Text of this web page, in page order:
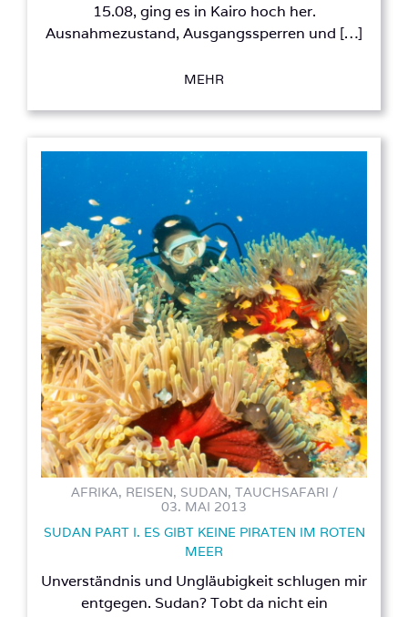
15.08, ging es in Kairo hoch her.
Ausnahmezustand, Ausgangssperren und […]
MEHR
AFRIKA, REISEN, SUDAN, TAUCHSAFARI /
03. MAI 2013
SUDAN PART I. ES GIBT KEINE PIRATEN IM ROTEN
MEER
Unverständnis und Ungläubigkeit schlugen mir
entgegen. Sudan? Tobt da nicht ein